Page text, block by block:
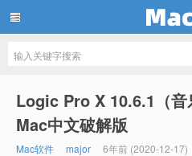
Logic Pro X 10.6.1（
Mac中文破解版
Mac软件 major 6年前 (2020-12-17)